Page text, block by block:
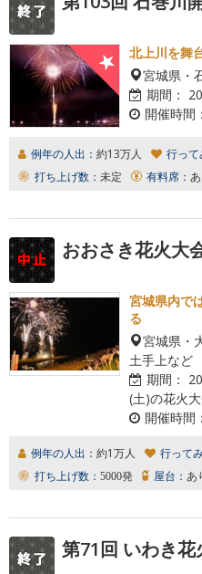
北上川を舞
宮城県・
期間：
開催時間：
例年の人出： 約13万人 行って
打ち上げ数： 未定 有料席： あ
おおさき花火大
宮城県内で
る
宮城県・
土手上など
期間：
(土)の花火
開催時間：
例年の人出： 約1万人 行って
打ち上げ数： 5000発 屋台： あ
第71回 いわき花